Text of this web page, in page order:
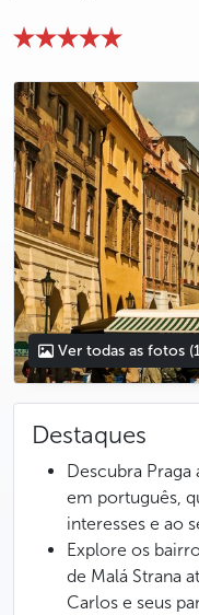
photo 5
photo 6
photo 7
photo 8
photo 9
photo 10
Ver todas as fotos
Destaques
Descubra
em português,
interesses e ao
Explore os
de Malá Strana
Carlos e seus